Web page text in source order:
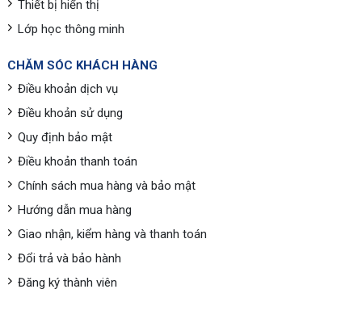
Thiết bị hiển thị
Lớp học thông minh
CHĂM SÓC KHÁCH HÀNG
Điều khoản dịch vụ
Điều khoản sử dụng
Quy định bảo mật
Điều khoản thanh toán
Chính sách mua hàng và bảo mật
Hướng dẫn mua hàng
Giao nhận, kiểm hàng và thanh toán
Đổi trả và bảo hành
Đăng ký thành viên